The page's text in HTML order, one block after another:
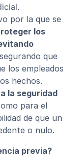
por la que se
los
que
los empleados
hechos.
la seguridad
para el
de que un
o nulo.
previa?